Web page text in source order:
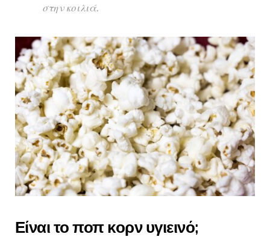
στην κοιλιά.
Είναι το ποπ κορν υγιεινό;